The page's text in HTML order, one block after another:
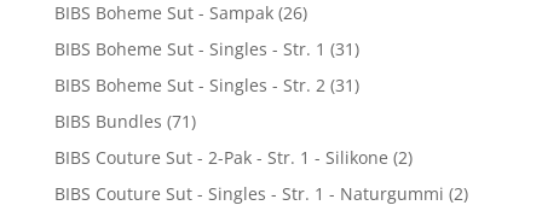
BIBS Boheme Sut - Sampak (26)
BIBS Boheme Sut - Singles - Str. 1 (31)
BIBS Boheme Sut - Singles - Str. 2 (31)
BIBS Bundles (71)
BIBS Couture Sut - 2-Pak - Str. 1 - Silikone (2)
BIBS Couture Sut - Singles - Str. 1 - Naturgummi (2)